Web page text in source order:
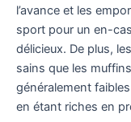
l’avance et les
sport pour un en-
délicieux. De plus,
sains que les
généralement
en étant riches en